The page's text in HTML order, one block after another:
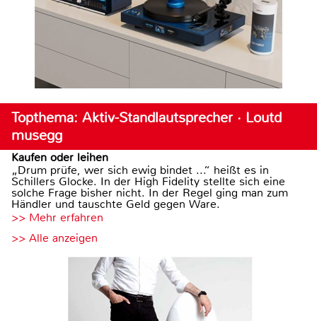
Topthema: Aktiv-Standlautsprecher · Loutd
musegg
Kaufen oder leihen
„Drum prüfe, wer sich ewig bindet ...“ heißt es in
Schillers Glocke. In der High Fidelity stellte sich eine
solche Frage bisher nicht. In der Regel ging man zum
Händler und tauschte Geld gegen Ware.
>> Mehr erfahren
>> Alle anzeigen